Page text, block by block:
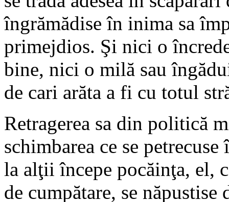
îngrămădise în inima sa
primejdios. Şi nici o
bine, nici o milă sau
de cari arăta a fi cu totul
Retragerea sa din politică
schimbarea ce se
la alţii începe pocăinţa, el,
de cumpătare, se năpustise